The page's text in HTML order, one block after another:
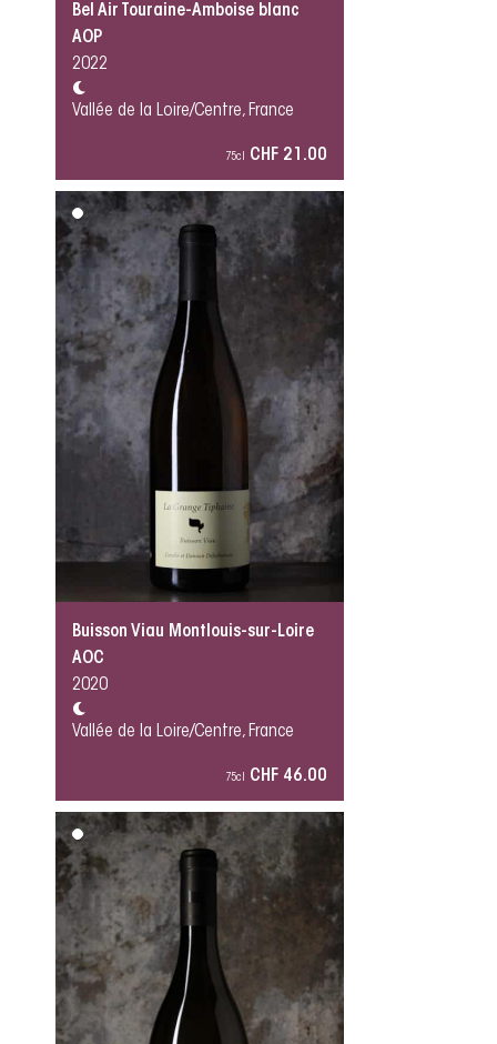
Bel Air Touraine-Amboise blanc
AOP
2022
Vallée de la Loire/Centre, France
75cl CHF 21.00
Buisson Viau Montlouis-sur-Loire
AOC
2020
Vallée de la Loire/Centre, France
75cl CHF 46.00